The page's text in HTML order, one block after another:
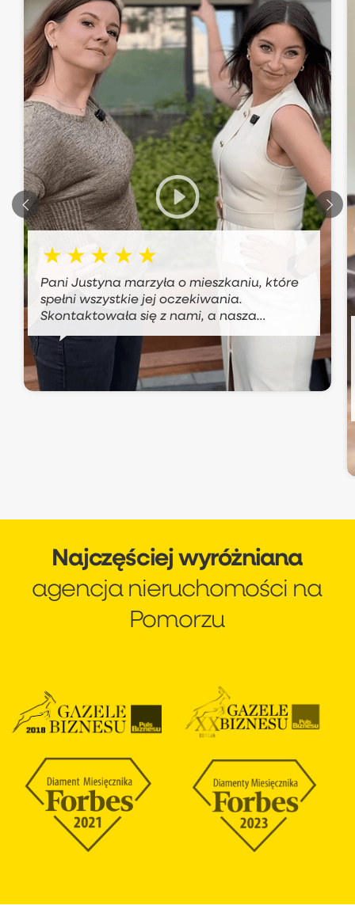
Pani Justyna marzyła o mieszkaniu, które
spełni wszystkie jej oczekiwania.
Skontaktowała się z nami, a nasza
zaangażowała się w pomoc – z
uśmiechem, profesjonalizmem i pełnym
wsparciem na każdym etapie. Pani
Najczęściej wyróżniana
agencja nieruchomości na
Pomorzu